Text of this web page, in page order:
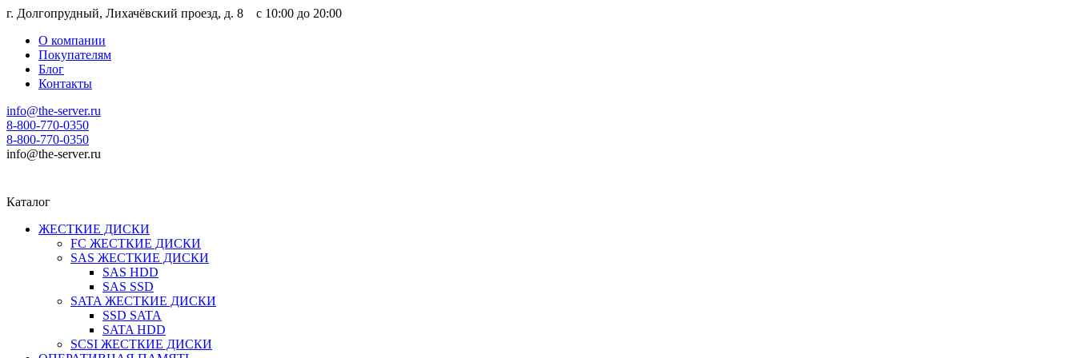
г. Долгопрудный, Лихачёвский проезд, д. 8 c 10:00 до 20:00
О компании
Покупателям
Блог
Контакты
info@the-server.ru
8-800-770-0350
8-800-770-0350
info@the-server.ru
Каталог
ЖЕСТКИЕ ДИСКИ
FC ЖЕСТКИЕ ДИСКИ
SAS ЖЕСТКИЕ ДИСКИ
SAS HDD
SAS SSD
SATA ЖЕСТКИЕ ДИСКИ
SSD SATA
SATA HDD
SCSI ЖЕСТКИЕ ДИСКИ